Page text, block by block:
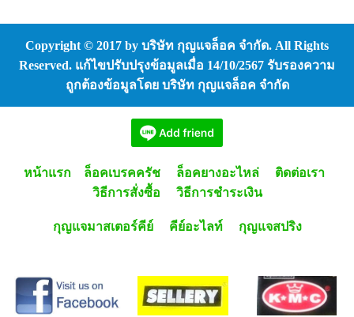
Copyright © 2017 by บริษัท กุญแจล็อค จำกัด. All Rights
Reserved. แก้ไขปรับปรุงข้อมูลเมื่อ 14/10/2567 รับรองความ
ถูกต้องข้อมูลโดย บริษัท กุญแจล็อค จำกัด
หน้าแรก ล็อคเบรคครัช ล็อคยางอะไหล่
ติดต่อเรา
วิธีการสั่งซื้อ
วิธีการชำระเงิน
กุญแจมาสเตอร์คีย์ คีย์อะไลท์ กุญแจสปริง